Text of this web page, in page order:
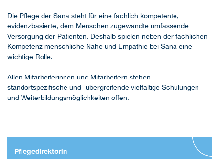
Die Pflege der Sana steht für eine fachlich kompetente,
evidenzbasierte, dem Menschen zugewandte umfassende
Versorgung der Patienten. Deshalb spielen neben der fachlichen
Kompetenz menschliche Nähe und Empathie bei Sana eine
wichtige Rolle.
Allen Mitarbeiterinnen und Mitarbeitern stehen
standortspezifische und -übergreifende vielfältige Schulungen
und Weiterbildungsmöglichkeiten offen.
Pflegedirektorin